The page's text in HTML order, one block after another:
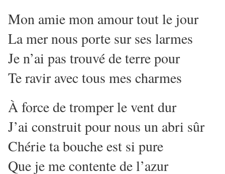
Mon amie mon amour tout le jour
La mer nous porte sur ses larmes
Je n’ai pas trouvé de terre pour
Te ravir avec tous mes charmes
À force de tromper le vent dur
J’ai construit pour nous un abri sûr
Chérie ta bouche est si pure
Que je me contente de l’azur